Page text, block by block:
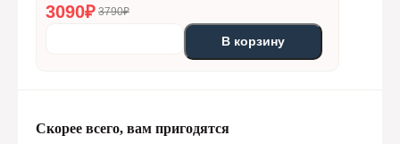
3090₽ 3790₽
В корзину
Скорее всего, вам пригодятся